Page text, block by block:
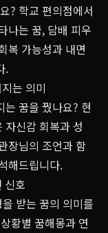
? 학교 편의점에서
나는 꿈, 담배 피우
복 가능성과 내면
.
는 의미
꿈을 꿨나요? 현
자신감 회복과 성
장님의 조언과 함
해드립니다.
신호
받는 꿈의 의미를
황별 꿈해몽과 연